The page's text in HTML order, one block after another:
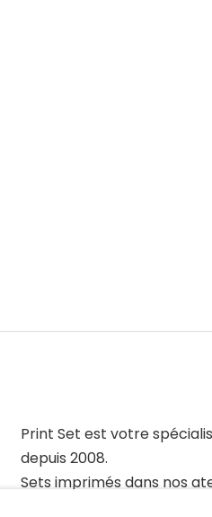
Print Set est votre
depuis 2008.
Sets imprimés dans nos